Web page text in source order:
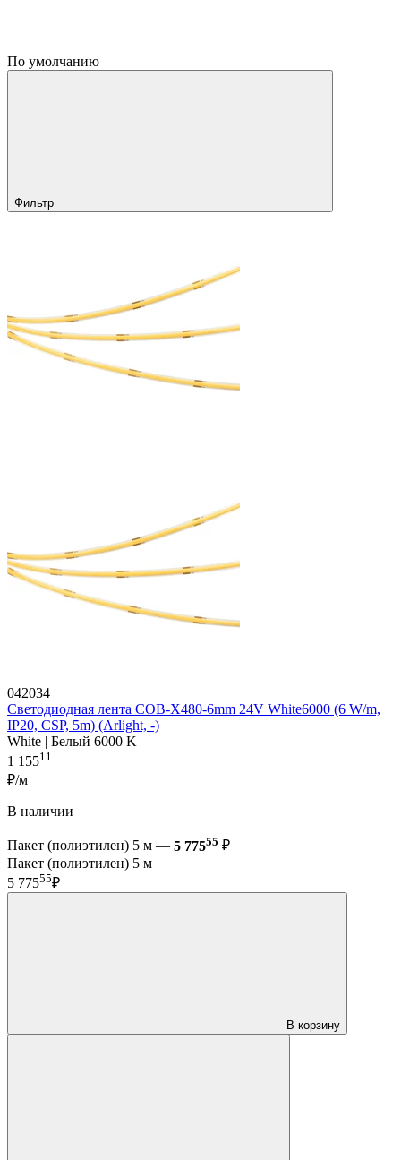
По умолчанию
Фильтр
042034
Светодиодная лента COB-X480-6mm 24V White6000 (6 W/m,
IP20, CSP, 5m) (Arlight, -)
White | Белый 6000 K
1 15511
₽/м
В наличии
Пакет (полиэтилен) 5 м — 5 77555 ₽
Пакет (полиэтилен) 5 м
5 77555₽
В корзину